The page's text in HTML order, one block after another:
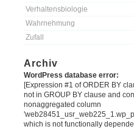
Verhaltensbiologie
Wahrnehmung
Zufall
Archiv
WordPress database error:
[Expression #1 of ORDER BY
not in GROUP BY clause and
nonaggregated column
which is not functionally